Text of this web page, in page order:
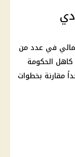
في عدد من
كاهل الحكومة
مقارنة بخطوات